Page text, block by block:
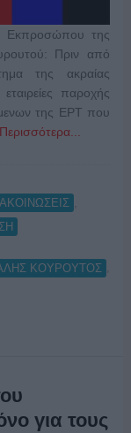
Εκπροσώπου της
Πριν από
της ακραίας
παροχής
της ΕΡΤ που
ΚΟΥΡΟΥΤΟΣ
για τους